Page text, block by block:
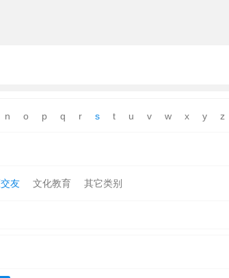
n o p q r s t u v w x y z
友 文化教育 其它类别